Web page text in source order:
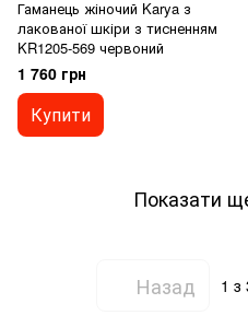
Гаманець жіночий Karya з
лакованої шкіри з тисненням
KR1205-569 червоний
1 760 грн
Купити
Показати
Назад 1 з